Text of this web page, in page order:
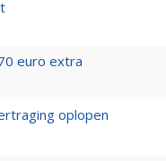
euro extra
oplopen